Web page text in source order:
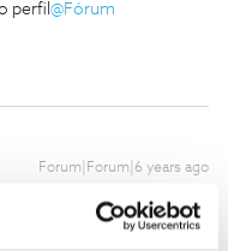
perfil @Fórum
Forum|Forum|6 years ago